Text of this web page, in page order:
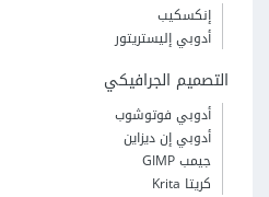
إنكسكيب
أدوبي إليستريتور
التصميم الجرافيكي
أدوبي فوتوشوب
أدوبي إن ديزاين
جيمب GIMP
كريتا Krita